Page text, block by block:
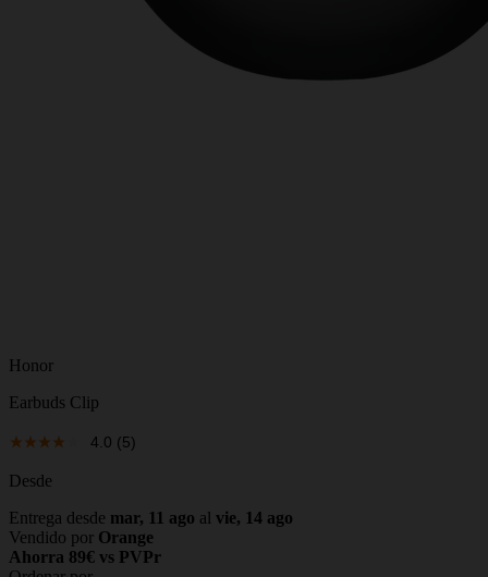
Honor
Earbuds Clip
4.0 (5)
Desde
Entrega desde mar, 11 ago al vie, 14 ago
Vendido por Orange
Ahorra 89€ vs PVPr